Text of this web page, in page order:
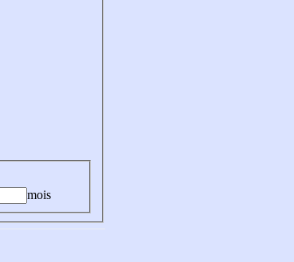
mois